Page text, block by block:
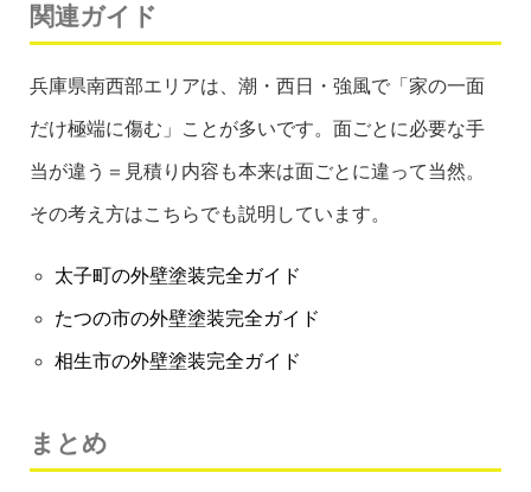
関連ガイド
兵庫県南西部エリアは、潮・西日・強風で「家の一面
だけ極端に傷む」ことが多いです。面ごとに必要な手
当が違う＝見積り内容も本来は面ごとに違って当然。
その考え方はこちらでも説明しています。
太子町の外壁塗装完全ガイド
たつの市の外壁塗装完全ガイド
相生市の外壁塗装完全ガイド
まとめ